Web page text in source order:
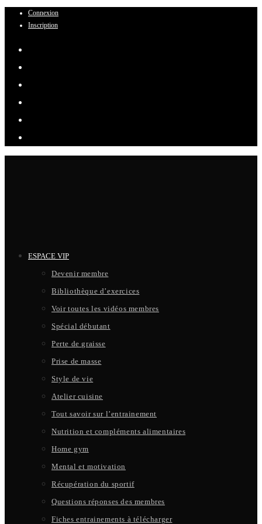
Skip
content
Connexion
Inscription
ESPACE VIP
Devenir membre
Bibliothèque d’exercices
Voir toutes les vidéos membres
Spécial débutant
Perte de graisse
Prise de masse
Style de vie
Atelier cuisine
Tout savoir sur l’entrainement
Nutrition et compléments alimentaires
Home gym
Mental et motivation
Récupération du sportif
Questions réponses des membres
Fiches entrainements à télécharger